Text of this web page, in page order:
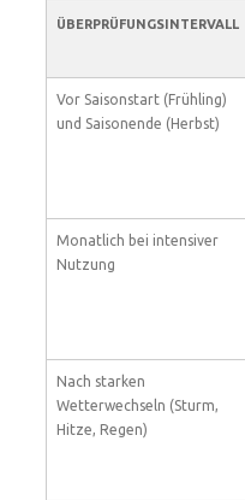
ÜBERPRÜFUNGSINTERVALL
Vor Saisonstart (Frühling)
und Saisonende (Herbst)
Monatlich bei intensiver
Nutzung
Nach starken
Wetterwechseln (Sturm,
Hitze, Regen)